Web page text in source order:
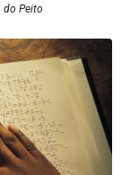
do Peito